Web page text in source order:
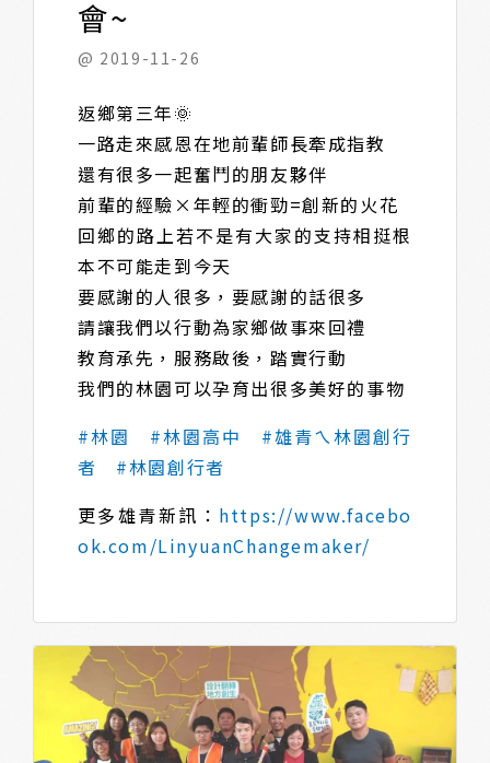
會~
@ 2019-11-26
返鄉第三年🌞
一路走來感恩在地前輩師長牽成指教
還有很多一起奮鬥的朋友夥伴
前輩的經驗×年輕的衝勁=創新的火花
回鄉的路上若不是有大家的支持相挺根
本不可能走到今天
要感謝的人很多，要感謝的話很多
請讓我們以行動為家鄉做事來回禮
教育承先，服務啟後，踏實行動
我們的林園可以孕育出很多美好的事物
#林園
#林園高中
#雄青ㄟ林園創行
者
#林園創行者
更多雄青新訊： https://www.facebo
ok.com/LinyuanChangemaker/